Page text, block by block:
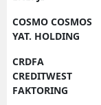
COSMO COSMOS
YAT. HOLDING
CRDFA
CREDITWEST
FAKTORING